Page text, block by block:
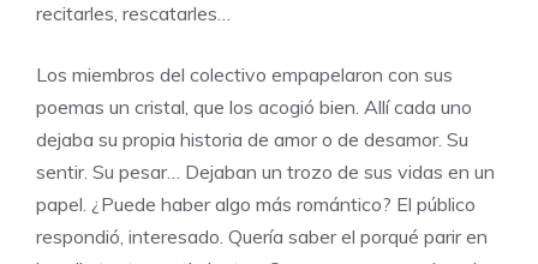
recitarles, rescatarles…
Los miembros del colectivo empapelaron con sus
poemas un cristal, que los acogió bien. Allí cada uno
dejaba su propia historia de amor o de desamor. Su
sentir. Su pesar… Dejaban un trozo de sus vidas en un
papel. ¿Puede haber algo más romántico? El público
respondió, interesado. Quería saber el porqué parir en